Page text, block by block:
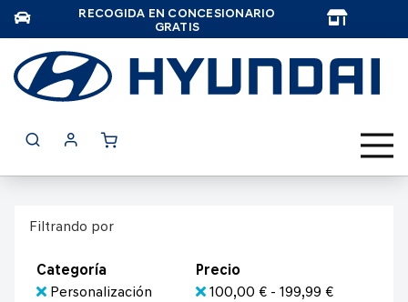
RECOGIDA EN CONCESIONARIO
GRATIS
Filtrando por
Categoría
Personalización
Precio
100,00 € - 199,99 €